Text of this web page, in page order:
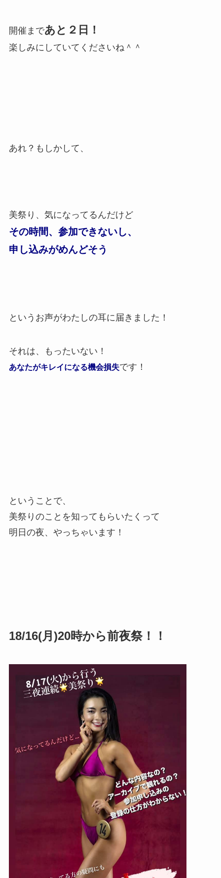
開催まであと２日！
楽しみにしていてくださいね＾＾
あれ？もしかして、
美祭り、気になってるんだけど
その時間、参加できないし、
申し込みがめんどそう
というお声がわたしの耳に届きました！
それは、もったいない！
あなたがキレイになる機会損失です！
ということで、
美祭りのことを知ってもらいたくって
明日の夜、やっちゃいます！
18/16(月)20時から前夜祭！！